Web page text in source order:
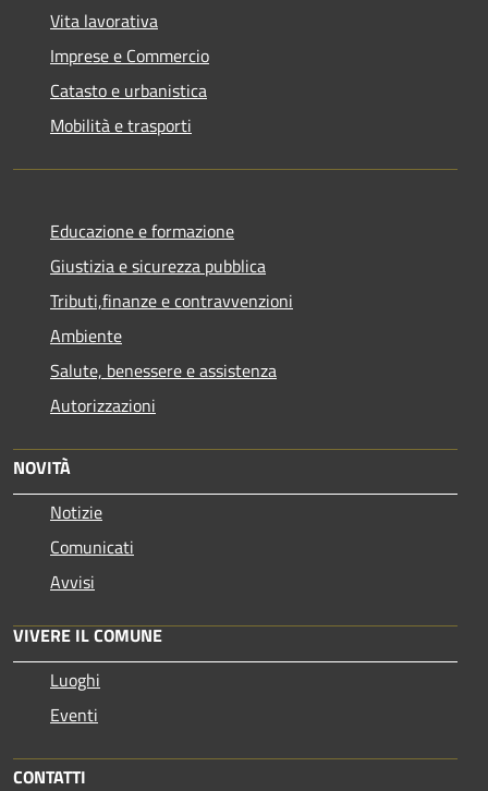
Vita lavorativa
Imprese e Commercio
Catasto e urbanistica
Mobilità e trasporti
Educazione e formazione
Giustizia e sicurezza pubblica
Tributi,finanze e contravvenzioni
Ambiente
Salute, benessere e assistenza
Autorizzazioni
NOVITÀ
Notizie
Comunicati
Avvisi
VIVERE IL COMUNE
Luoghi
Eventi
CONTATTI